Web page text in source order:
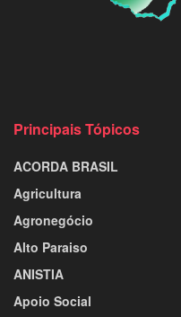
Principais Tópicos
ACORDA BRASIL
Agricultura
Agronegócio
Alto Paraiso
ANISTIA
Apoio Social